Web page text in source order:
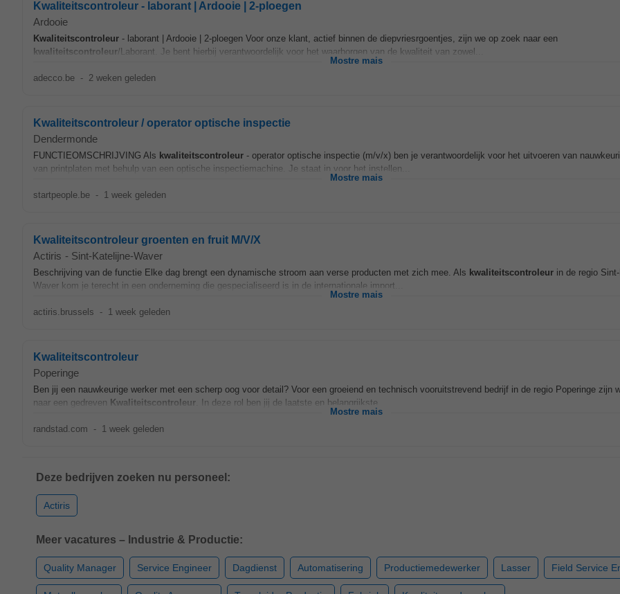
Kwaliteitscontroleur - laborant | Ardooie | 2-ploegen
Ardooie
Kwaliteitscontroleur - laborant | Ardooie | 2-ploegen Voor onze klant, actief binnen de diepvriesrgoentjes, zijn we op zoek naar een
kwaliteitscontroleur/Laborant. Je bent hierbij verantwoordelijk voor het waarborgen van de kwaliteit van zowel...
Mostre mais
adecco.be - 2 weken geleden
Kwaliteitscontroleur / operator optische inspectie
Dendermonde
FUNCTIEOMSCHRIJVING Als kwaliteitscontroleur - operator optische inspectie (m/v/x) ben je verantwoordelijk voor het uitvoeren van
van printplaten met behulp van een optische inspectiemachine. Je staat in voor het instellen...
Mostre mais
startpeople.be - 1 week geleden
Kwaliteitscontroleur groenten en fruit M/V/X
Actiris - Sint-Katelijne-Waver
Beschrijving van de functie Elke dag brengt een dynamische stroom aan verse producten met zich mee. Als kwaliteitscontroleur in de regio
Waver kom je terecht in een onderneming die gespecialiseerd is in de internationale import...
Mostre mais
actiris.brussels - 1 week geleden
Kwaliteitscontroleur
Poperinge
Ben jij een nauwkeurige werker met een scherp oog voor detail? Voor een groeiend en technisch vooruitstrevend bedrijf in de regio Poperinge zijn
naar een gedreven Kwaliteitscontroleur . In deze rol ben jij de laatste en belangrijkste...
Mostre mais
randstad.com - 1 week geleden
Deze bedrijven zoeken nu personeel:
Actiris
Meer vacatures – Industrie & Productie:
Quality Manager Service Engineer Dagdienst Automatisering Productiemedewerker Lasser Field Service